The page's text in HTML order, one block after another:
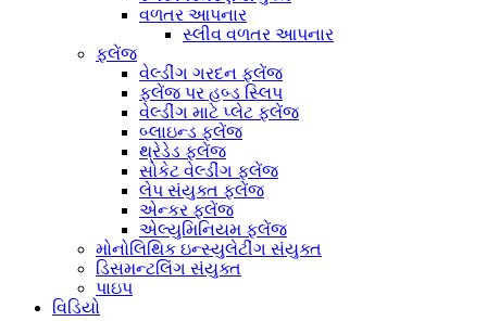
વળતર આપનાર
સ્લીવ વળતર આપનાર
ફ્લેંજ
વેલ્ડીંગ ગરદન ફ્લેંજ
ફ્લેંજ પર હબ્ડ સ્લિપ
વેલ્ડીંગ માટે પ્લેટ ફ્લેંજ
બ્લાઇન્ડ ફ્લેંજ
થ્રેડેડ ફ્લેંજ
સોકેટ વેલ્ડીંગ ફ્લેંજ
લેપ સંયુક્ત ફ્લેંજ
એન્કર ફ્લેંજ
એલ્યુમિનિયમ ફ્લેંજ
મોનોલિથિક ઇન્સ્યુલેટીંગ સંયુક્ત
ડિસમન્ટલિંગ સંયુક્ત
પાઇપ
વિડિયો